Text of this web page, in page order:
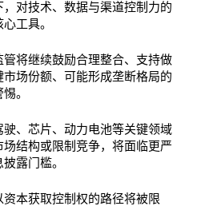
对技术、数据与渠道控制力的
工具。
管将继续鼓励合理整合、支持做
场份额、可能形成垄断格局的
。
、芯片、动力电池等关键领域
结构或限制竞争，将面临更严
露门槛。
本获取控制权的路径将被限